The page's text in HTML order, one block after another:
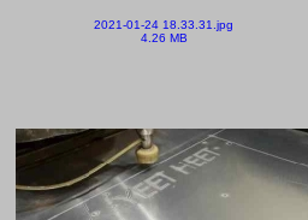
2021-01-24 18.33.31.jpg
4.26 MB